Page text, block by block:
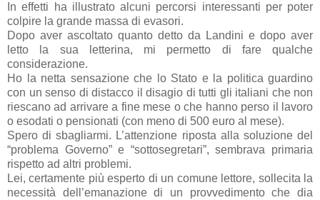
In effetti ha illustrato alcuni percorsi interessanti per poter
colpire la grande massa di evasori.
Dopo aver ascoltato quanto detto da Landini e dopo aver
letto la sua letterina, mi permetto di fare qualche
considerazione.
Ho la netta sensazione che lo Stato e la politica guardino
con un senso di distacco il disagio di tutti gli italiani che non
riescano ad arrivare a fine mese o che hanno perso il lavoro
o esodati o pensionati (con meno di 500 euro al mese).
Spero di sbagliarmi. L’attenzione riposta alla soluzione del
“problema Governo” e “sottosegretari”, sembrava primaria
rispetto ad altri problemi.
Lei, certamente più esperto di un comune lettore, sollecita la
necessità dell’emanazione di un provvedimento che dia